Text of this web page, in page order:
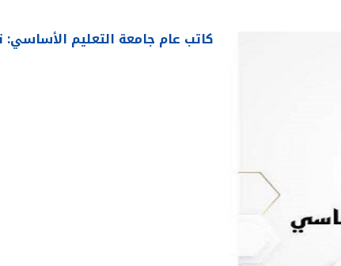
كاتب عام جامعة التعليم الأساسي: